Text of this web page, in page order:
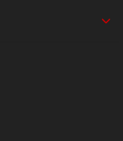
жесткость
условиям
защитой от